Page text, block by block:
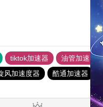
tiktok加速器 油管加速器
风加速度器 酷通加速器